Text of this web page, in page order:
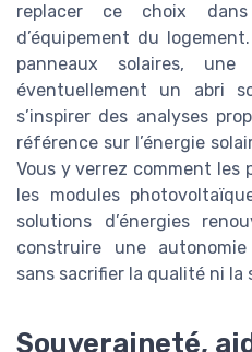
replacer ce choix
d’équipement du
panneaux solaires,
éventuellement un abri
s’inspirer des analyses
référence sur l’énergie
Vous y verrez comment les
les modules
solutions d’énergies
construire une
sans sacrifier la qualité ni la
Souveraineté,